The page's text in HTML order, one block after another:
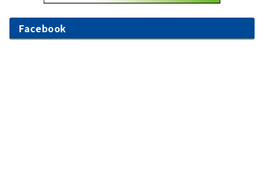
Facebook